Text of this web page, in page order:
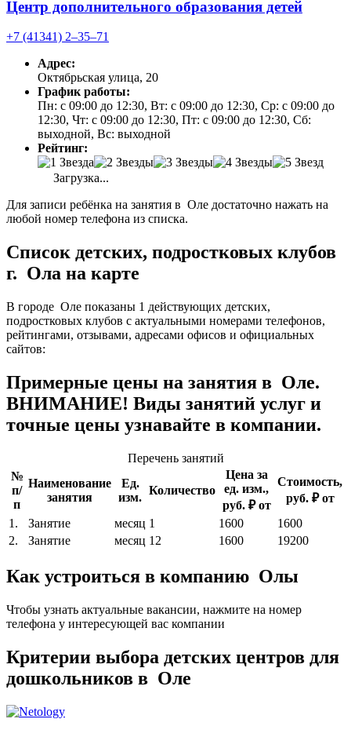
Центр дополнительного образования детей
+7 (41341) 2‒35‒71
Адрес:
Октябрьская улица, 20
График работы:
Пн: с 09:00 до 12:30, Вт: с 09:00 до 12:30, Ср: с 09:00 до
12:30, Чт: с 09:00 до 12:30, Пт: с 09:00 до 12:30, Сб:
выходной, Вс: выходной
Рейтинг:
Загрузка...
Для записи ребёнка на занятия в Оле достаточно нажать на
любой номер телефона из списка.
Список детских, подростковых клубов
г. Ола на карте
В городе Оле показаны 1 действующих детских,
подростковых клубов с актуальными номерами телефонов,
рейтингами, отзывами, адресами офисов и официальных
сайтов:
Примерные цены на занятия в Оле.
ВНИМАНИЕ! Виды занятий услуг и
точные цены узнавайте в компании.
Перечень занятий
№
п/
п
Наименование
занятия
Ед.
изм.
Количество
Цена за
ед. изм.,
руб. ₽ от
Стоимость,
руб. ₽ от
1.
Занятие месяц 1 1600
1600
2.
Занятие месяц 12 1600 19200
Как устроиться в компанию Олы
Чтобы узнать актуальные вакансии, нажмите на номер
телефона у интересующей вас компании
Критерии выбора детских центров для
дошкольников в Оле